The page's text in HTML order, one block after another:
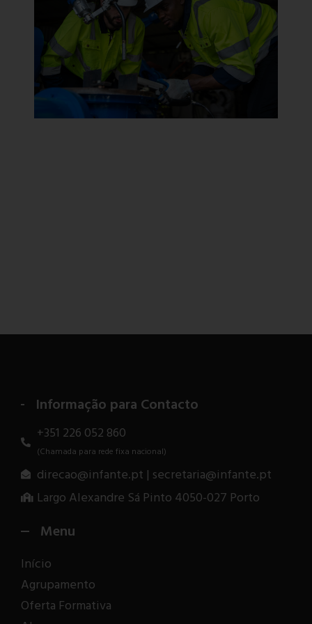
Informação para Contacto
+351 226 052 860
(Chamada para rede fixa nacional)
direcao@infante.pt | secretaria@infante.pt
Largo Alexandre Sá Pinto 4050-027 Porto
Menu
Início
Agrupamento
Oferta Formativa